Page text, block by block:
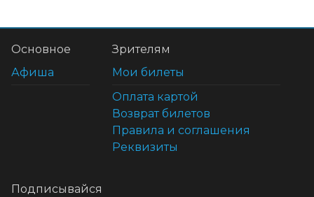
Основное
Афиша
Зрителям
Мои билеты
Оплата картой
Возврат билетов
Правила и соглашения
Реквизиты
Подписывайся